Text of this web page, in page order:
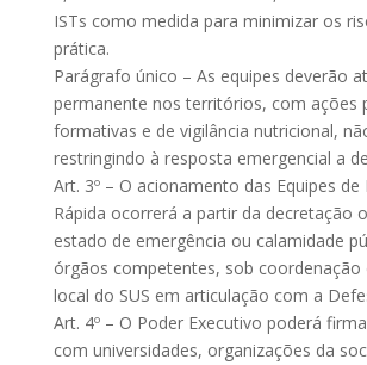
ISTs como medida para minimizar os
prática.
Parágrafo único – As equipes deverão
permanente nos territórios, com ações
formativas e de vigilância nutricional,
restringindo à resposta emergencial a
Art. 3º – O acionamento das Equipes de
Rápida ocorrerá a partir da decretação
estado de emergência ou calamidade
órgãos competentes, sob
local do SUS em articulação com a
Art. 4º – O Poder Executivo poderá
com universidades, organizações da